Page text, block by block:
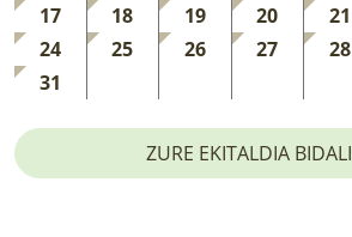
17
18 19 20 21
24
25 26 27 28
31
ZURE EKITALDIA BIDALI